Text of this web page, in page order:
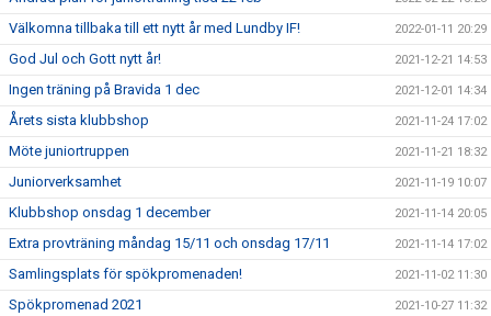
Välkomna tillbaka till ett nytt år med Lundby IF! 2022-01-11 20:29
God Jul och Gott nytt år! 2021-12-21 14:53
Ingen träning på Bravida 1 dec 2021-12-01 14:34
Årets sista klubbshop 2021-11-24 17:02
Möte juniortruppen 2021-11-21 18:32
Juniorverksamhet 2021-11-19 10:07
Klubbshop onsdag 1 december 2021-11-14 20:05
Extra provträning måndag 15/11 och onsdag 17/11 2021-11-14 17:02
Samlingsplats för spökpromenaden! 2021-11-02 11:30
Spökpromenad 2021 2021-10-27 11:32